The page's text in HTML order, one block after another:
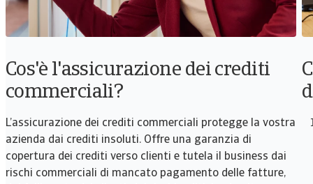
Cos'è l'assicurazione dei crediti
commerciali?
L’assicurazione dei crediti commerciali protegge la vostra
azienda dai crediti insoluti. Offre una garanzia di
copertura dei crediti verso clienti e tutela il business dai
rischi commerciali di mancato pagamento delle fatture,